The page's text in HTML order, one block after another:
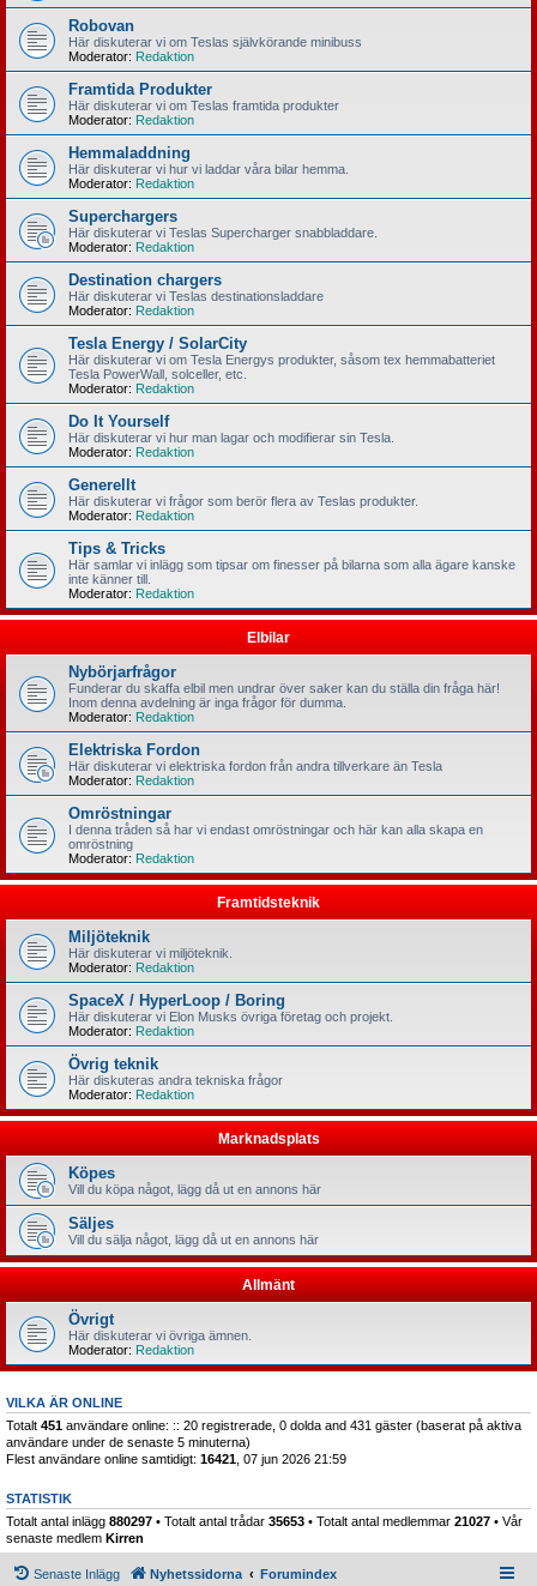
Robovan
Här diskuterar vi om Teslas självkörande minibuss
Moderator: Redaktion
Framtida Produkter
Här diskuterar vi om Teslas framtida produkter
Moderator: Redaktion
Hemmaladdning
Här diskuterar vi hur vi laddar våra bilar hemma.
Moderator: Redaktion
Superchargers
Här diskuterar vi Teslas Supercharger snabbladdare.
Moderator: Redaktion
Destination chargers
Här diskuterar vi Teslas destinationsladdare
Moderator: Redaktion
Tesla Energy / SolarCity
Här diskuterar vi om Tesla Energys produkter, såsom tex hemmabatteriet
Tesla PowerWall, solceller, etc.
Moderator: Redaktion
Do It Yourself
Här diskuterar vi hur man lagar och modifierar sin Tesla.
Moderator: Redaktion
Generellt
Här diskuterar vi frågor som berör flera av Teslas produkter.
Moderator: Redaktion
Tips & Tricks
Här samlar vi inlägg som tipsar om finesser på bilarna som alla ägare kanske
inte känner till.
Moderator: Redaktion
Elbilar
Nybörjarfrågor
Funderar du skaffa elbil men undrar över saker kan du ställa din fråga här!
Inom denna avdelning är inga frågor för dumma.
Moderator: Redaktion
Elektriska Fordon
Här diskuterar vi elektriska fordon från andra tillverkare än Tesla
Moderator: Redaktion
Omröstningar
I denna tråden så har vi endast omröstningar och här kan alla skapa en
omröstning
Moderator: Redaktion
Framtidsteknik
Miljöteknik
Här diskuterar vi miljöteknik.
Moderator: Redaktion
SpaceX / HyperLoop / Boring
Här diskuterar vi Elon Musks övriga företag och projekt.
Moderator: Redaktion
Övrig teknik
Här diskuteras andra tekniska frågor
Moderator: Redaktion
Marknadsplats
Köpes
Vill du köpa något, lägg då ut en annons här
Säljes
Vill du sälja något, lägg då ut en annons här
Allmänt
Övrigt
Här diskuterar vi övriga ämnen.
Moderator: Redaktion
VILKA ÄR ONLINE
Totalt 451 användare online: :: 20 registrerade, 0 dolda and 431 gäster (baserat på aktiva
användare under de senaste 5 minuterna)
Flest användare online samtidigt: 16421 , 07 jun 2026 21:59
STATISTIK
Totalt antal inlägg 880297 • Totalt antal trådar 35653 • Totalt antal medlemmar 21027 • Vår
senaste medlem Kirren
Senaste Inlägg Nyhetssidorna Forumindex